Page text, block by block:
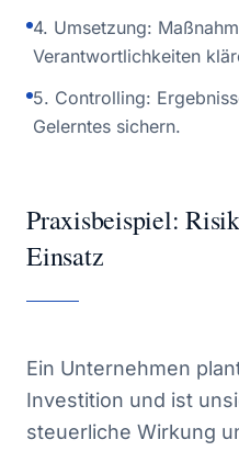
4. Umsetzung:
Verantwortlichkeiten
5. Controlling:
Gelerntes sichern.
Praxisbeispiel:
Einsatz
Ein Unternehmen
Investition und ist
steuerliche Wirkung